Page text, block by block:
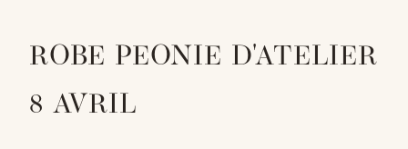
ROBE PEONIE D'ATELIER
8 AVRIL